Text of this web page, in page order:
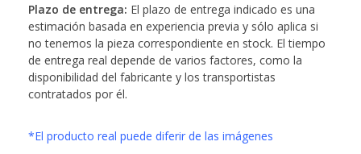
Plazo de entrega: El plazo de entrega indicado es una
estimación basada en experiencia previa y sólo aplica si
no tenemos la pieza correspondiente en stock. El tiempo
de entrega real depende de varios factores, como la
disponibilidad del fabricante y los transportistas
contratados por él.
*El producto real puede diferir de las imágenes